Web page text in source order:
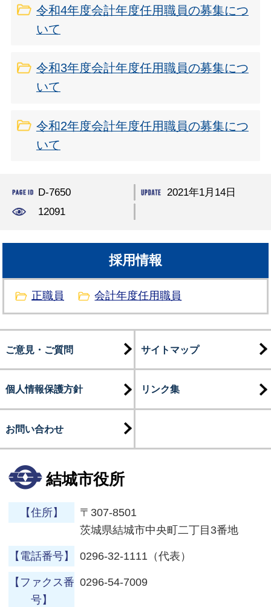
令和4年度会計年度任用職員の募集につ
いて
令和3年度会計年度任用職員の募集につ
いて
令和2年度会計年度任用職員の募集につ
いて
D-7650
2021年1月14日
12091
採用情報
正職員 会計年度任用職員
ご意見・ご質問 サイトマップ
個人情報保護方針 リンク集
お問い合わせ
結城市役所
【住所】
〒307-8501
茨城県結城市中央町二丁目3番地
【電話番号】 0296-32-1111（代表）
【ファクス番
号】
0296-54-7009